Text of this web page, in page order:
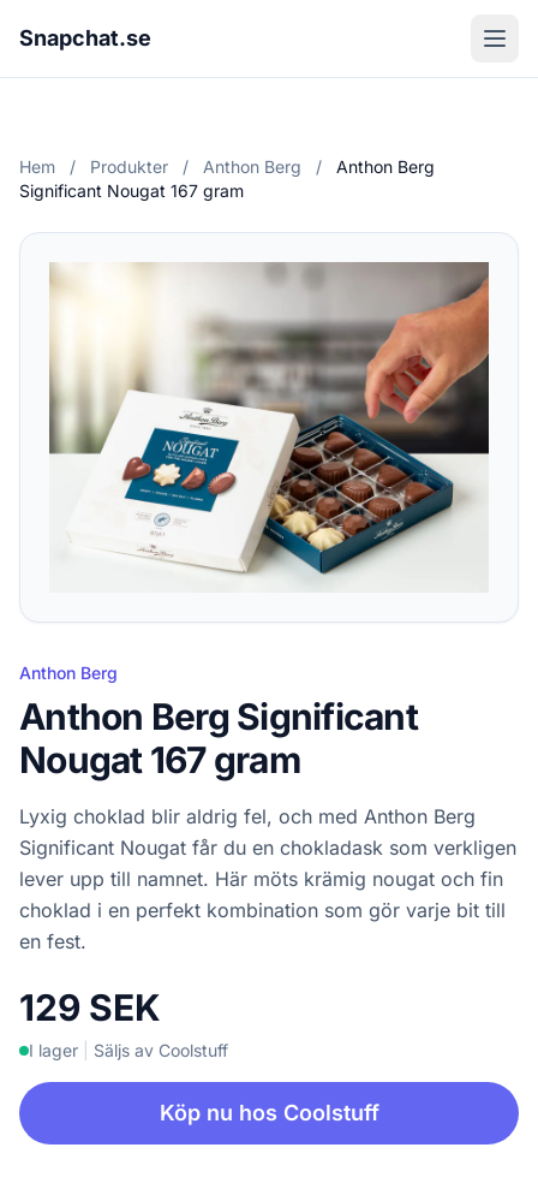
Snapchat.se
Hem / Produkter / Anthon Berg /
Anthon Berg
Significant Nougat 167 gram
Anthon Berg
Anthon Berg Significant
Nougat 167 gram
Lyxig choklad blir aldrig fel, och med Anthon Berg
Significant Nougat får du en chokladask som verkligen
lever upp till namnet. Här möts krämig nougat och fin
choklad i en perfekt kombination som gör varje bit till
en fest.
129 SEK
I lager Säljs av Coolstuff
Köp nu hos Coolstuff